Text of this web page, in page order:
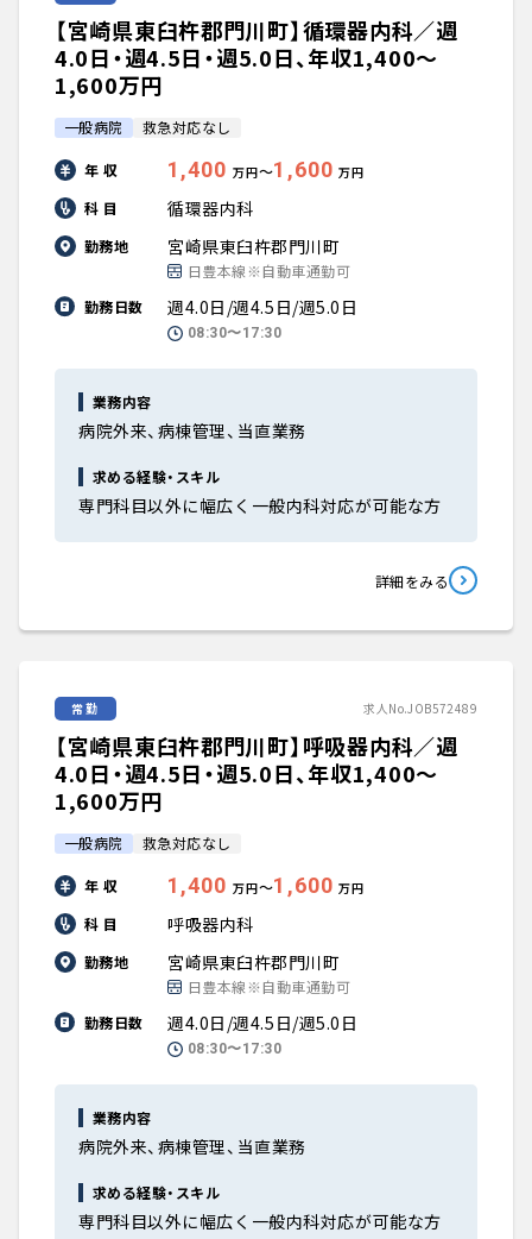
【宮崎県東臼杵郡門川町】循環器内科／週
4.0日・週4.5日・週5.0日、年収1,400〜
1,600万円
一般病院 救急対応なし
年 収 1,400 万円〜1,600 万円
科 目 循環器内科
勤務地 宮崎県東臼杵郡門川町
日豊本線※自動車通勤可
勤務日数
週4.0日/週4.5日/週5.0日
08:30〜17:30
業務内容
病院外来、病棟管理、当直業務
求める経験・スキル
専門科目以外に幅広く一般内科対応が可能な方
詳細をみる
常勤 求人No.JOB572489
【宮崎県東臼杵郡門川町】呼吸器内科／週
4.0日・週4.5日・週5.0日、年収1,400〜
1,600万円
一般病院 救急対応なし
年 収 1,400 万円〜1,600 万円
科 目 呼吸器内科
勤務地 宮崎県東臼杵郡門川町
日豊本線※自動車通勤可
勤務日数
週4.0日/週4.5日/週5.0日
08:30〜17:30
業務内容
病院外来、病棟管理、当直業務
求める経験・スキル
専門科目以外に幅広く一般内科対応が可能な方